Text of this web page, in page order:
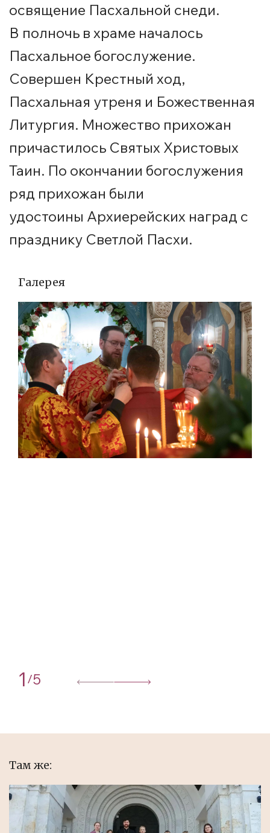
освящение Пасхальной снеди.
В полночь в храме началось
Пасхальное богослужение.
Совершен Крестный ход,
Пасхальная утреня и Божественная
Литургия. Множество прихожан
причастилось Святых Христовых
Таин. По окончании богослужения
ряд прихожан были
удостоины Архиерейских наград с
празднику Светлой Пасхи.
Галерея
1 /5
Там же: